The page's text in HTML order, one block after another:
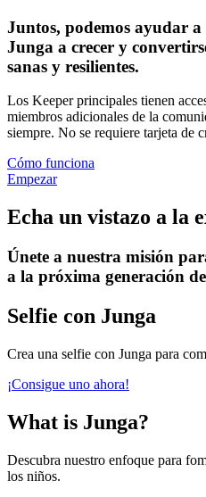
Juntos, podemos ayudar
Junga a crecer y
sanas y resilientes.
Los Keeper principales tienen
miembros adicionales de la
siempre. No se requiere tarjeta de
Cómo funciona
Empezar
Echa un vistazo a la
Únete a nuestra misión
a la próxima generación
Selfie con Junga
Crea una selfie con Junga para
¡Consigue uno ahora!
What is Junga?
Descubra nuestro enfoque para
los niños.